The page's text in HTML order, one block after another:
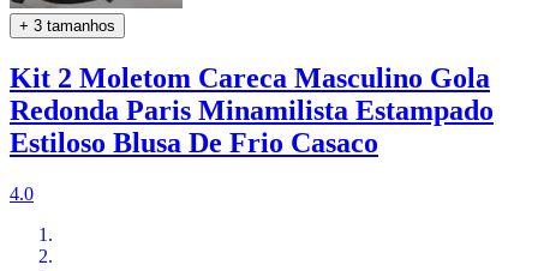
+ 3 tamanhos
Kit 2 Moletom Careca Masculino Gola
Redonda Paris Minamilista Estampado
Estiloso Blusa De Frio Casaco
4.0